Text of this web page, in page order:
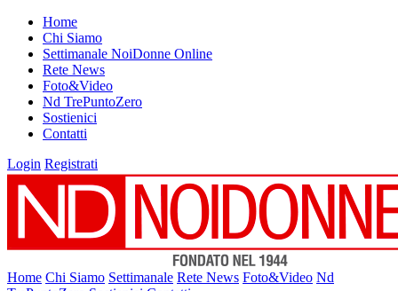
Home
Chi Siamo
Settimanale NoiDonne Online
Rete News
Foto&Video
Nd TrePuntoZero
Sostienici
Contatti
Login Registrati
Home Chi Siamo Settimanale Rete News Foto&Video Nd